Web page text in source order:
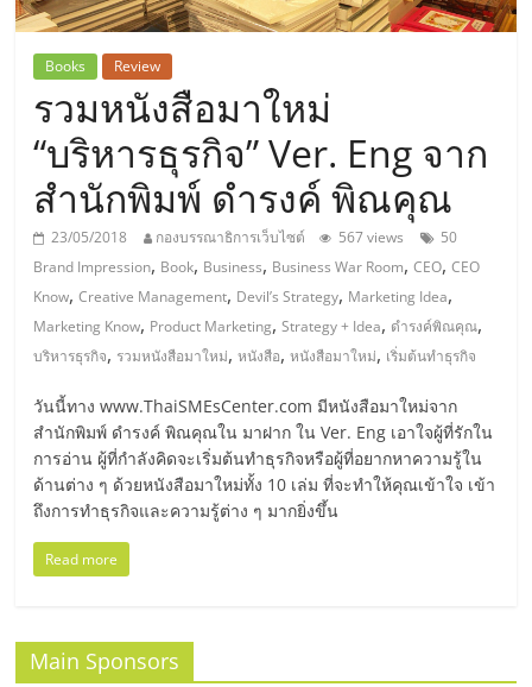
ธุรกิจ
เอ
ส
เอ็
มอี
ไทย,
SMEs,
แฟ
รน
ไชส์,
Books Review
รวมหนังสือมาใหม่
“บริหารธุรกิจ” Ver. Eng จาก
สำนักพิมพ์ ดำรงค์ พิณคุณ
23/05/2018 กองบรรณาธิการเว็บไซต์ 567 views
50
Brand Impression, Book, Business, Business War Room,CEO,CEO
Know,Creative Management, Devil’s Strategy, Marketing Idea,
Marketing Know, Product Marketing,Strategy + Idea, ดำรงค์พิณคุณ,
บริหารธุรกิจ, รวมหนังสือมาใหม่,หนังสือ,หนังสือมาใหม่, เริ่มต้นทำธุรกิจ
วันนี้ทาง www.ThaiSMEsCenter.com มีหนังสือมาใหม่จาก
สำนักพิมพ์ ดำรงค์ พิณคุณใน มาฝาก ใน Ver. Eng เอาใจผู้ที่รักใน
การอ่าน ผู้ที่กำลังคิดจะเริ่มต้นทำธุรกิจหรือผู้ที่อยากหาความรู้ใน
ด้านต่าง ๆ ด้วยหนังสือมาใหม่ทั้ง 10 เล่ม ที่จะทำให้คุณเข้าใจ เข้า
ถึงการทำธุรกิจและความรู้ต่าง ๆ มากยิ่งขึ้น
Read more
Main Sponsors